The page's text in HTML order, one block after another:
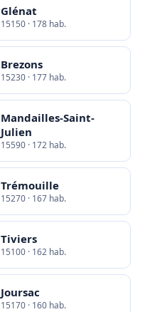
Glénat
15150 · 178 hab.
Brezons
15230 · 177 hab.
Mandailles-Saint-
Julien
15590 · 172 hab.
Trémouille
15270 · 167 hab.
Tiviers
15100 · 162 hab.
Joursac
15170 · 160 hab.